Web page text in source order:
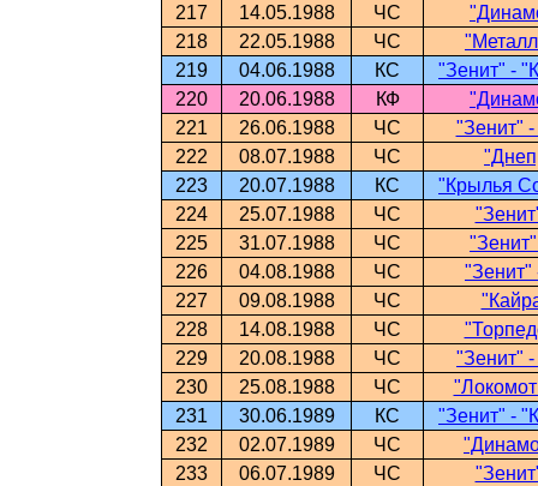
217 14.05.1988 ЧС
218
22.05.1988 ЧС
219
04.06.1988 КС
"Зенит" -
220
20.06.1988 КФ
221
26.06.1988 ЧС
"Зенит"
222
08.07.1988 ЧС
223
20.07.1988 КС
"Крылья
224
25.07.1988 ЧС
225
31.07.1988 ЧС
226
04.08.1988 ЧС
"Зенит"
227
09.08.1988 ЧС
228
14.08.1988 ЧС
229
20.08.1988 ЧС
"Зенит"
230
25.08.1988 ЧС
231
30.06.1989 КС
"Зенит" -
232
02.07.1989 ЧС
233
06.07.1989 ЧС